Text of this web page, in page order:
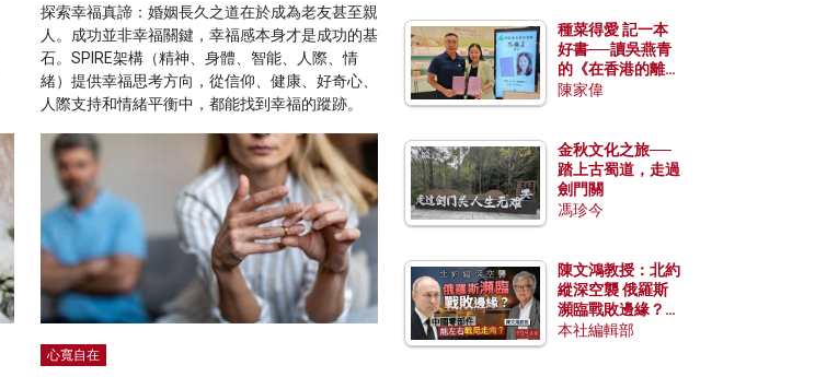
探索幸福真諦：婚姻長久之道在於成為老友甚至親
人。成功並非幸福關鍵，幸福感本身才是成功的基
石。SPIRE架構（精神、身體、智能、人際、情
緒）提供幸福思考方向，從信仰、健康、好奇心、
人際支持和情緒平衡中，都能找到幸福的蹤跡。
心寬自在
種菜得愛 記一本
好書──讀吳燕青
的《在香港的離島
種菜》
陳家偉
金秋文化之旅──
踏上古蜀道，走過
劍門關
馮珍今
陳文鴻教授：北約
縱深空襲 俄羅斯
瀕臨戰敗邊緣？中
國零部件能左右戰
本社編輯部